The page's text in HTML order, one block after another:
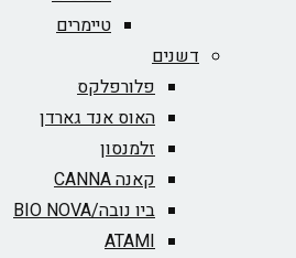
טיימרים
דשנים
פלורפלקס
האוס אנד גארדן
זלמנסון
קאנה CANNA
ביו נובה/BIO NOVA‏
ATAMI